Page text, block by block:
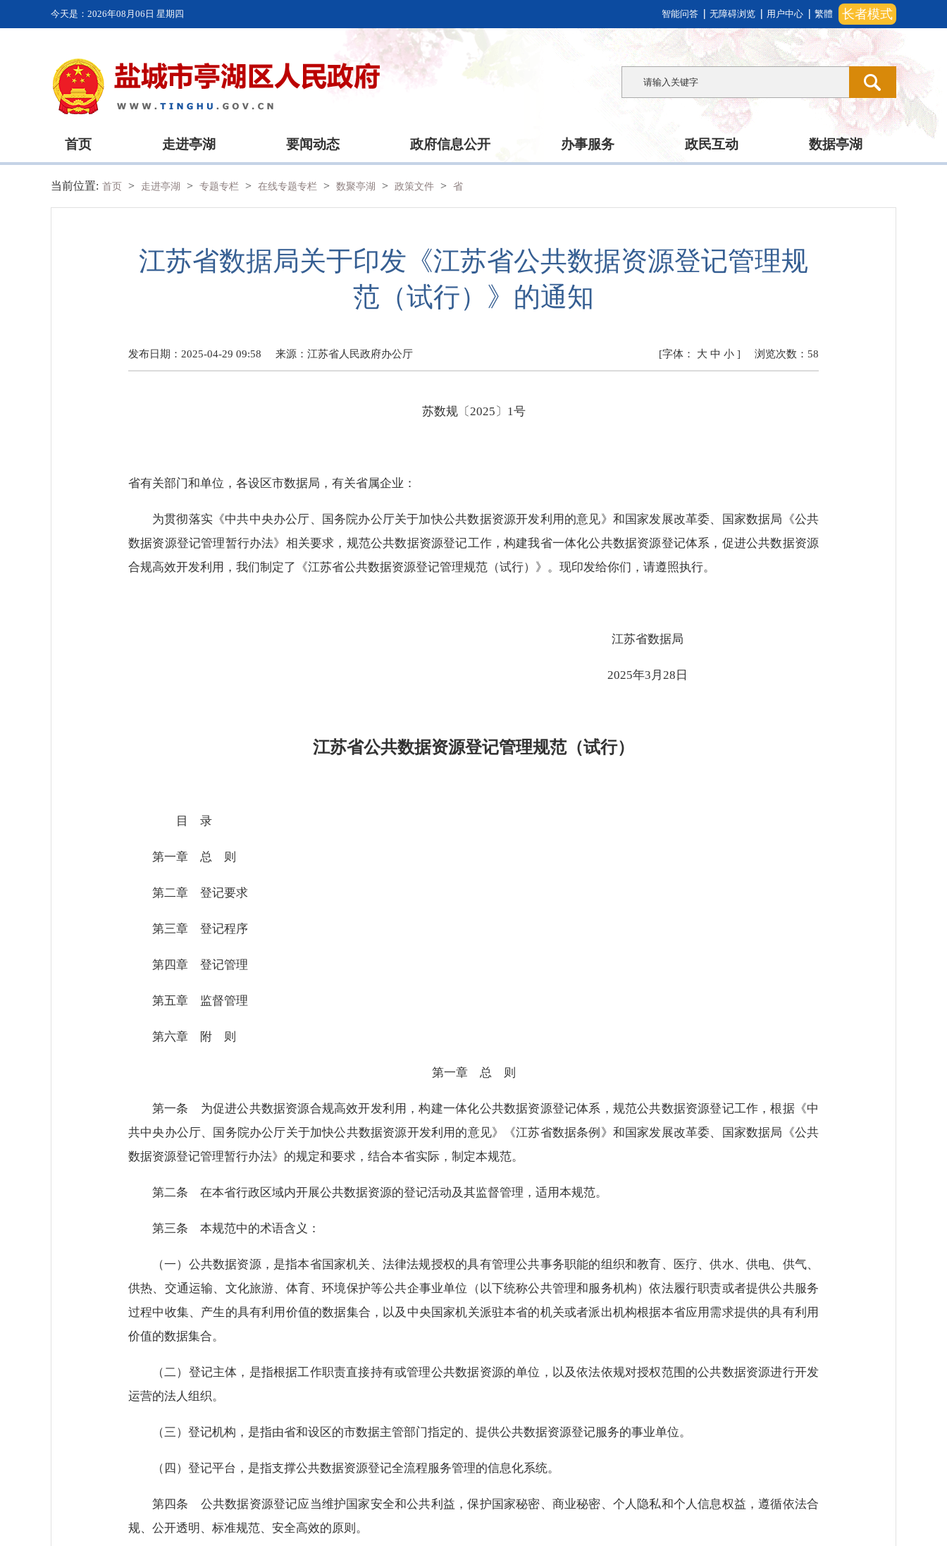
今天是： 2026年08月06日 星期四 智能问答 无障碍浏览 用户中心 繁體 长者模式
首页 走进亭湖 要闻动态 政府信息公开 办事服务 政民互动 数据亭湖
当前位置: 首页 > 走进亭湖 > 专题专栏 > 在线专题专栏 > 数聚亭湖 > 政策文件 > 省
江苏省数据局关于印发《江苏省公共数据资源登记管理规
范（试行）》的通知
发布日期：2025-04-29 09:58 来源： 江苏省人民政府办公厅 浏览次数： 58
[字体： 大 中 小 ]
苏数规〔2025〕1号
省有关部门和单位，各设区市数据局，有关省属企业：
为贯彻落实《中共中央办公厅、国务院办公厅关于加快公共数据资源开发利用的意见》和国家发展改革委、国家数据局《公共
数据资源登记管理暂行办法》相关要求，规范公共数据资源登记工作，构建我省一体化公共数据资源登记体系，促进公共数据资源
合规高效开发利用，我们制定了《江苏省公共数据资源登记管理规范（试行）》。现印发给你们，请遵照执行。
江苏省数据局
2025年3月28日
江苏省公共数据资源登记管理规范（试行）
目 录
第一章 总 则
第二章 登记要求
第三章 登记程序
第四章 登记管理
第五章 监督管理
第六章 附 则
第一章 总 则
第一条 为促进公共数据资源合规高效开发利用，构建一体化公共数据资源登记体系，规范公共数据资源登记工作，根据《中
共中央办公厅、国务院办公厅关于加快公共数据资源开发利用的意见》《江苏省数据条例》和国家发展改革委、国家数据局《公共
数据资源登记管理暂行办法》的规定和要求，结合本省实际，制定本规范。
第二条 在本省行政区域内开展公共数据资源的登记活动及其监督管理，适用本规范。
第三条 本规范中的术语含义：
（一）公共数据资源，是指本省国家机关、法律法规授权的具有管理公共事务职能的组织和教育、医疗、供水、供电、供气、
供热、交通运输、文化旅游、体育、环境保护等公共企事业单位（以下统称公共管理和服务机构）依法履行职责或者提供公共服务
过程中收集、产生的具有利用价值的数据集合，以及中央国家机关派驻本省的机关或者派出机构根据本省应用需求提供的具有利用
价值的数据集合。
（二）登记主体，是指根据工作职责直接持有或管理公共数据资源的单位，以及依法依规对授权范围的公共数据资源进行开发
运营的法人组织。
（三）登记机构，是指由省和设区的市数据主管部门指定的、提供公共数据资源登记服务的事业单位。
（四）登记平台，是指支撑公共数据资源登记全流程服务管理的信息化系统。
第四条 公共数据资源登记应当维护国家安全和公共利益，保护国家秘密、商业秘密、个人隐私和个人信息权益，遵循依法合
规、公开透明、标准规范、安全高效的原则。